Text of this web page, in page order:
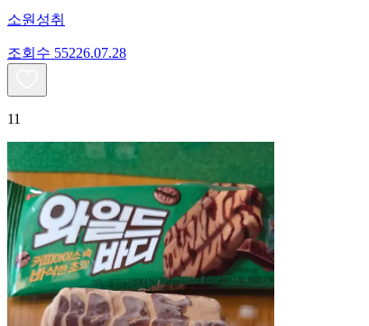
소원성취
조회수 55226.07.28
11